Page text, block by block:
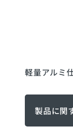
軽量アルミ
製品に関